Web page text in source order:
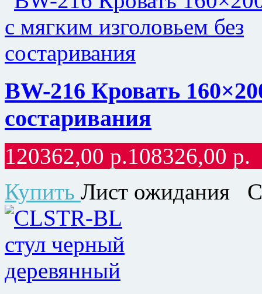
BW-216 Кровать
состаривания
120362,00 р.108326,00 р.
Купить Лист ожидания